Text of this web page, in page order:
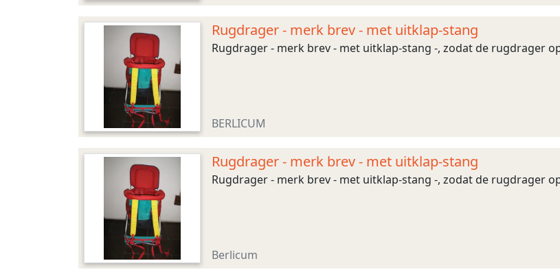
Rugdrager - merk brev - met uitklap-stang
Rugdrager - merk brev - met uitklap-stang -, zodat de rugdrager
BERLICUM
Rugdrager - merk brev - met uitklap-stang
Rugdrager - merk brev - met uitklap-stang -, zodat de rugdrager
Berlicum